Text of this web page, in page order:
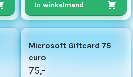
In winkelmand
75
Microsoft Giftcard 75
euro
75,-